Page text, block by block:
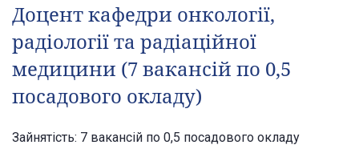
Доцент кафедри онкології,
радіології та радіаційної
медицини (7 вакансій по 0,5
посадового окладу)
Зайнятість: 7 вакансій по 0,5 посадового окладу